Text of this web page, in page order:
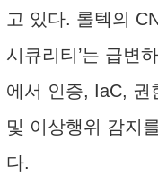
고 있다. 롤텍의
시큐리티’는 급변
에서 인증, IaC, 권
및 이상행위 감지
다.